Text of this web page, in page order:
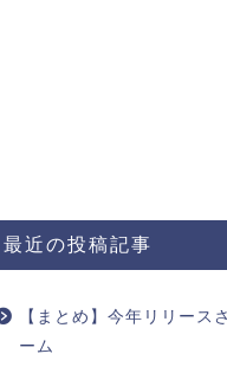
最近の投稿記事
【まとめ】今年リリース
ーム